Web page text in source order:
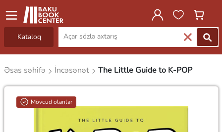
Kataloq
Əsas səhifə İncəsənət The Little Guide to K-POP
Mövcud olanlar